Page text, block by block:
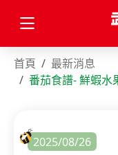
首頁
最新消息
番茄食譜- 鮮蝦水
2025/08/26